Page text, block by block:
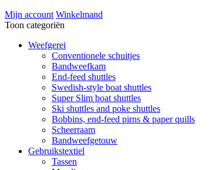
Mijn account Winkelmand
Toon categoriën
Weefgerei
Conventionele schuitjes
Bandweefkam
End-feed shuttles
Swedish-style boat shuttles
Super Slim boat shuttles
Ski shuttles and poke shuttles
Bobbins, end-feed pirns & paper quills
Scheerraam
Bandweefgetouw
Gebruikstextiel
Tassen